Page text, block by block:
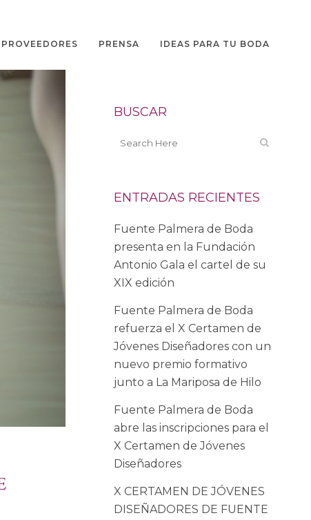
PROVEEDORES PRENSA IDEAS PARA TU BODA
BUSCAR
ENTRADAS RECIENTES
Fuente Palmera de Boda
presenta en la Fundación
Antonio Gala el cartel de su
XIX edición
Fuente Palmera de Boda
refuerza el X Certamen de
Jóvenes Diseñadores con un
nuevo premio formativo
junto a La Mariposa de Hilo
Fuente Palmera de Boda
abre las inscripciones para el
X Certamen de Jóvenes
Diseñadores
X CERTAMEN DE JÓVENES
DISEÑADORES DE FUENTE